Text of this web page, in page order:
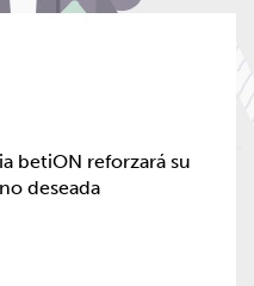
betiON reforzará su
deseada